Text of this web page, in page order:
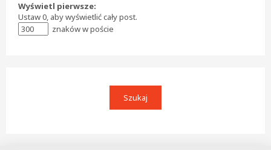
Wyświetl pierwsze:
Ustaw 0, aby wyświetlić cały post.
znaków w poście